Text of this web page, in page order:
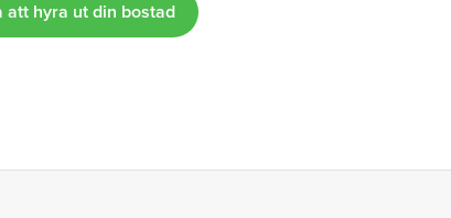
att hyra ut din bostad